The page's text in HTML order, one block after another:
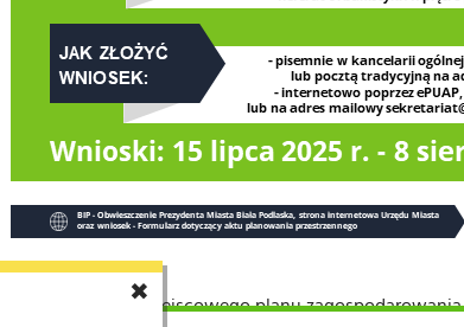
✖
sporządzenia miejscowego planu zagospodarowania